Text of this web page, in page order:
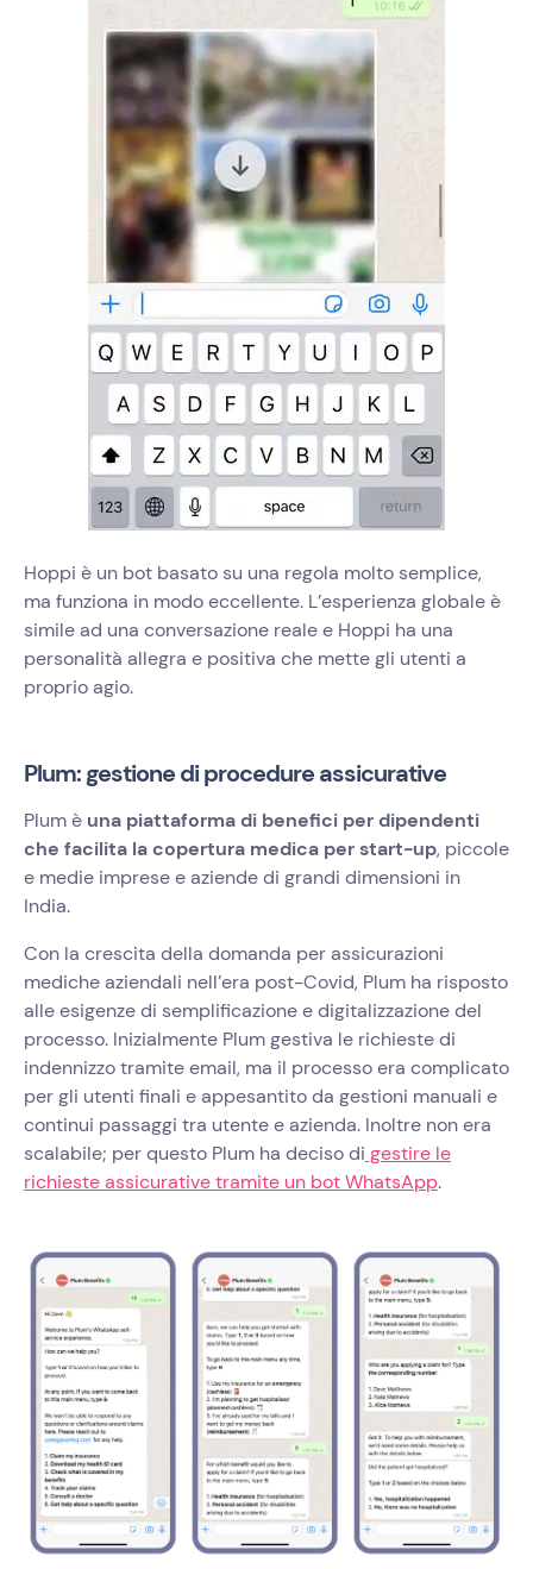
Hoppi è un bot basato su una regola molto semplice,
ma funziona in modo eccellente. L’esperienza globale è
simile ad una conversazione reale e Hoppi ha una
personalità allegra e positiva che mette gli utenti a
proprio agio.
Plum: gestione di procedure assicurative
Plum è una piattaforma di benefici per dipendenti
che facilita la copertura medica per start-up, piccole
e medie imprese e aziende di grandi dimensioni in
India.
Con la crescita della domanda per assicurazioni
mediche aziendali nell’era post-Covid, Plum ha risposto
alle esigenze di semplificazione e digitalizzazione del
processo. Inizialmente Plum gestiva le richieste di
indennizzo tramite email, ma il processo era complicato
per gli utenti finali e appesantito da gestioni manuali e
continui passaggi tra utente e azienda. Inoltre non era
scalabile; per questo Plum ha deciso di gestire le
richieste assicurative tramite un bot WhatsApp.